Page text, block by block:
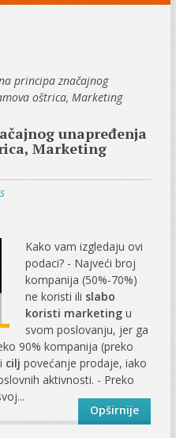
principa značajnog
oštrica, Marketing
unapređenja
Marketing
Kako vam izgledaju ovi
podaci? - Najveći broj
kompanija (50%-70%)
ne koristi ili slabo
koristi marketing u
svom poslovanju, jer ga
90% kompanija (preko
ciljpovećanje prodaje, iako
aktivnosti. - Preko
Opširnije